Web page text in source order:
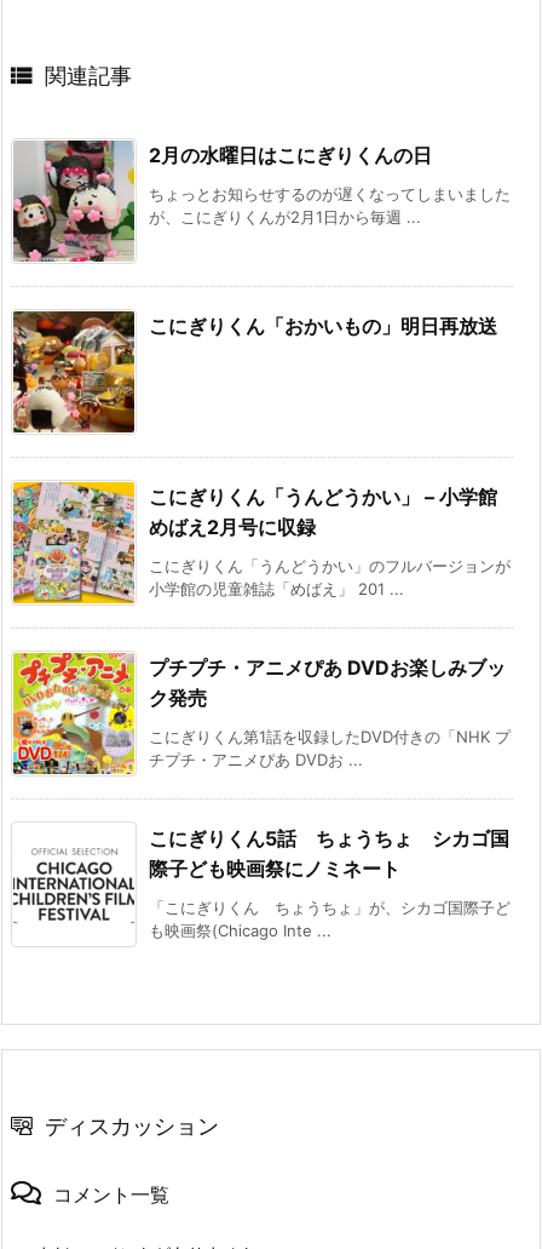
 関連記事
2月の水曜日はこにぎりくんの日
ちょっとお知らせするのが遅くなってしまいました
が、こにぎりくんが2月1日から毎週 ...
こにぎりくん「おかいもの」明日再放送
こにぎりくん「うんどうかい」 – 小学館
めばえ2月号に収録
こにぎりくん「うんどうかい」のフルバージョンが
小学館の児童雑誌「めばえ」 201 ...
プチプチ・アニメぴあ DVDお楽しみブッ
ク発売
こにぎりくん第1話を収録したDVD付きの「NHK プ
チプチ・アニメぴあ DVDお ...
こにぎりくん5話 ちょうちょ シカゴ国
際子ども映画祭にノミネート
「こにぎりくん ちょうちょ」が、シカゴ国際子ど
も映画祭(Chicago Inte ...
ディスカッション
コメント一覧